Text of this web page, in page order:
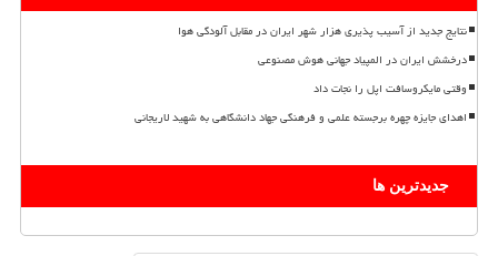
نتایج جدید از آسیب پذیری هزار شهر ایران در مقابل آلودگی هوا
درخشش ایران در المپیاد جهانی هوش مصنوعی
وقتی مایکروسافت اپل را نجات داد
اهدای جایزه چهره برجسته علمی و فرهنگی جهاد دانشگاهی به شهید لاریجانی
جدیدترین ها